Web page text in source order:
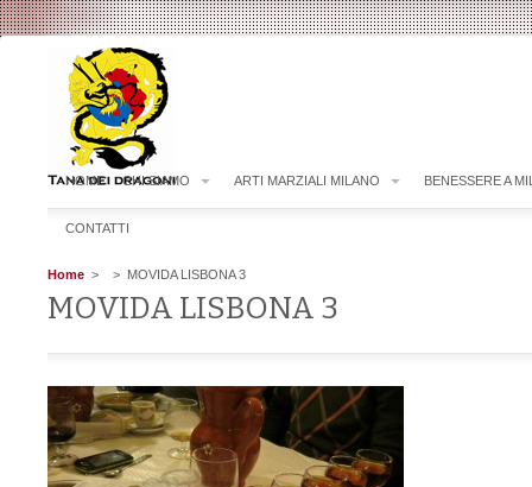
HOME CHI SIAMO ARTI MARZIALI MILANO BENESSERE A
CONTATTI
Home > > MOVIDA LISBONA 3
MOVIDA LISBONA 3